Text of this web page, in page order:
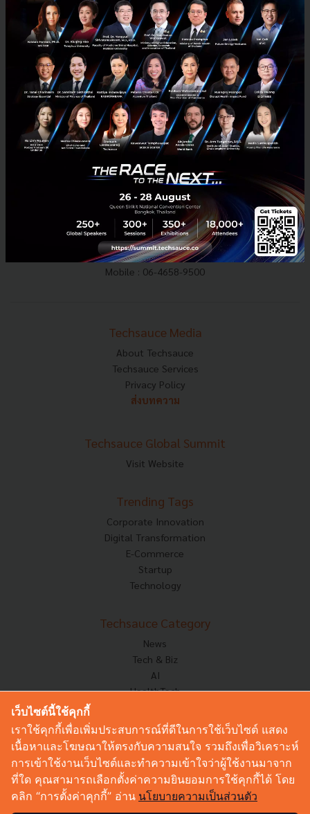
ออกกว่า 2,000 ตำแหน่งทั่วโลก
ในวันพฤหัสบดีที่ผ่านมาทางผู้ผลิตได้ออกมาประกาศและรายงานยอดขาย
ที่ตกต่ำลงในช่วงไตรมาสที่ผ่านมา ซึ่งทำให้แนวโน้มของ 3M ในปีหน้ามีทีท่า
ที่ไม่ดีนัก เนื่องจากยอดขายลดลง 5% เป็นจำนวนกว่า ...
เมษายน 26, 2019| ByTechsauce Team
3M Cutting Jobs
E-mail :contact@techsauce.co
Tel : 02-001-5375
Mobile : 06-4658-9500
Techsauce Media
About Techsauce
Techsauce Services
Privacy Policy
ส่งบทความ
Techsauce Global Summit
Visit Website
Trending Tags
Corporate Innovation
Digital Transformation
E-Commerce
Startup
Technology
Techsauce Category
News
Tech & Biz
AI
HealthTech
Corp Innov
Saucy Thoughts
Based On
Sustainable
Videos
Podcast
เว็บไซต์นี้ใช้คุกกี้
เราใช้คุกกี้เพื่อเพิ่มประสบการณ์ที่ดีในการใช้เว็บไซต์ แสดง
เนื้อหาและโฆษณาให้ตรงกับความสนใจ รวมถึงเพื่อวิเคราะห์
การเข้าใช้งานเว็บไซต์และทำความเข้าใจว่าผู้ใช้งานมาจาก
ที่ใด คุณสามารถเลือกตั้งค่าความยินยอมการใช้คุกกี้ได้ โดย
คลิก “การตั้งค่าคุกกี้” อ่าน นโยบายความเป็นส่วนตัว